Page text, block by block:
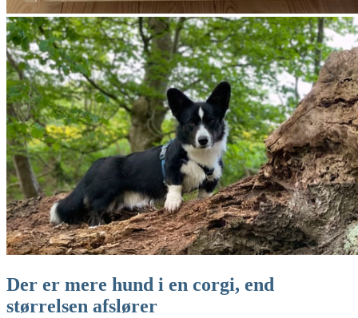
Der er mere hund i en corgi, end
størrelsen afslører